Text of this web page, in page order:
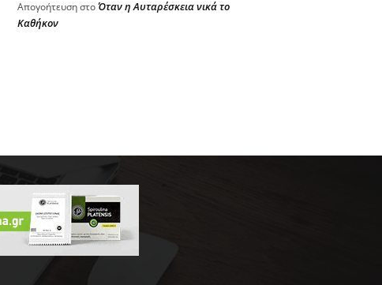
ΑπογοήτευσηστοΌταν η Αυταρέσκεια νικά το
Καθήκον